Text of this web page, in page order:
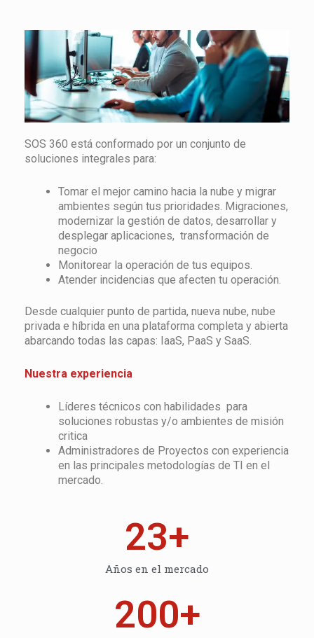
SOS 360 está conformado por un conjunto de
soluciones integrales para:
Tomar el mejor camino hacia la nube y migrar
ambientes según tus prioridades. Migraciones,
modernizar la gestión de datos, desarrollar y
desplegar aplicaciones, transformación de
negocio
Monitorear la operación de tus equipos.
Atender incidencias que afecten tu operación.
Desde cualquier punto de partida, nueva nube, nube
privada e híbrida en una plataforma completa y abierta
abarcando todas las capas: IaaS, PaaS y SaaS.
Nuestra experiencia
Líderes técnicos con habilidades para
soluciones robustas y/o ambientes de misión
critica
Administradores de Proyectos con experiencia
en las principales metodologías de TI en el
mercado.
23+
Años en el mercado
200+